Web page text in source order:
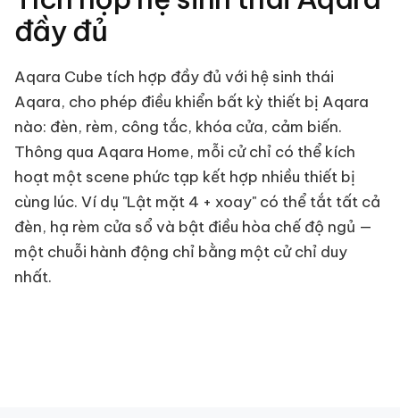
đầy đủ
Aqara Cube tích hợp đầy đủ với hệ sinh thái
Aqara, cho phép điều khiển bất kỳ thiết bị Aqara
nào: đèn, rèm, công tắc, khóa cửa, cảm biến.
Thông qua Aqara Home, mỗi cử chỉ có thể kích
hoạt một scene phức tạp kết hợp nhiều thiết bị
cùng lúc. Ví dụ "Lật mặt 4 + xoay" có thể tắt tất cả
đèn, hạ rèm cửa sổ và bật điều hòa chế độ ngủ —
một chuỗi hành động chỉ bằng một cử chỉ duy
nhất.